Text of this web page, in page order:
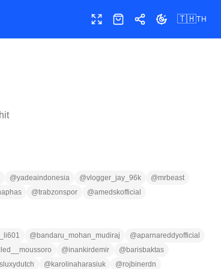
เต็มหน้าจอ
ร้านค้าแชร์ เปลี่ยนธีม
🇹🇭TH
@yadeaindonesia @vlogger_jay_96k @mrbeast
@trabzonspor @amedskofficial
@ bandaru_mohan_mudiraj @aparnareddyofficial
@inankirdemir @ barisbaktas
@ karolinaharasiuk @rojbinerdn